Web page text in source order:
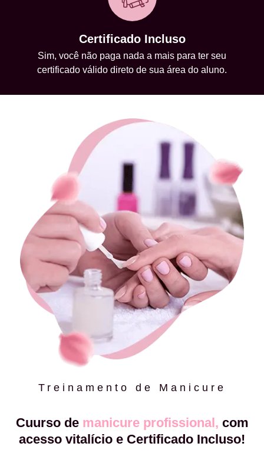
Certificado Incluso
Sim, você não paga nada a mais para ter seu
certificado válido direto de sua área do aluno.
Treinamento de Manicure
Cuurso de manicure profissional, com
acesso vitalício e Certificado Incluso!